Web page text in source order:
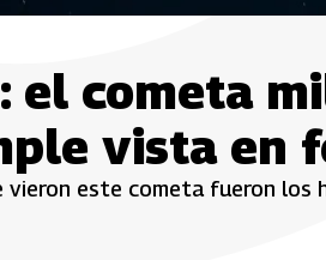
el cometa
vista en
vieron este cometa fueron los